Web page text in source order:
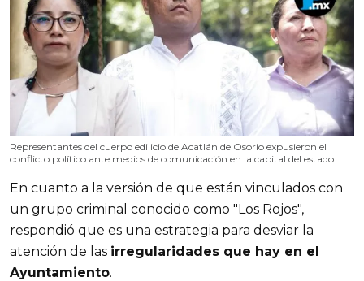
Representantes del cuerpo edilicio de Acatlán de Osorio expusieron el
conflicto político ante medios de comunicación en la capital del estado.
En cuanto a la versión de que están vinculados con
un grupo criminal conocido como "Los Rojos",
respondió que es una estrategia para desviar la
atención de las irregularidades que hay en el
Ayuntamiento.